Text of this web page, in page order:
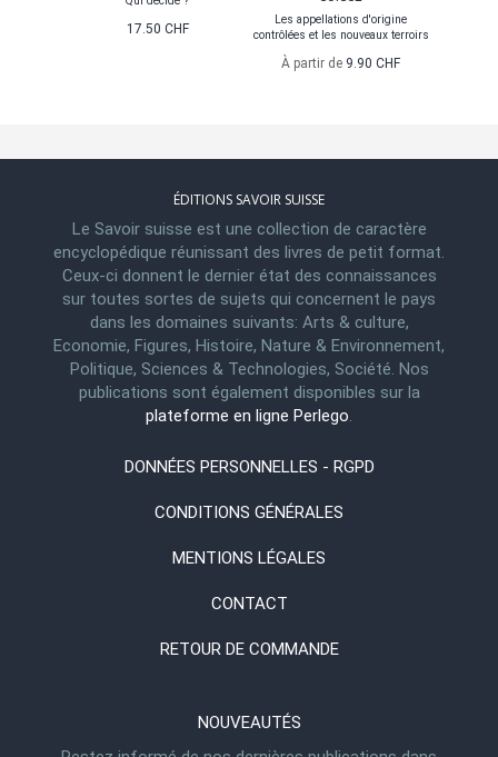
17.50 CHF
Les appellations d'origine
contrôlées et les nouveaux terroirs
À partir de 9.90 CHF
ÉDITIONS SAVOIR SUISSE
Le Savoir suisse est une collection de caractère
encyclopédique réunissant des livres de petit format.
Ceux-ci donnent le dernier état des connaissances
sur toutes sortes de sujets qui concernent le pays
dans les domaines suivants: Arts & culture,
Economie, Figures, Histoire, Nature & Environnement,
Politique, Sciences & Technologies, Société. Nos
publications sont également disponibles sur la
plateforme en ligne Perlego.
DONNÉES PERSONNELLES - RGPD
CONDITIONS GÉNÉRALES
MENTIONS LÉGALES
CONTACT
RETOUR DE COMMANDE
NOUVEAUTÉS